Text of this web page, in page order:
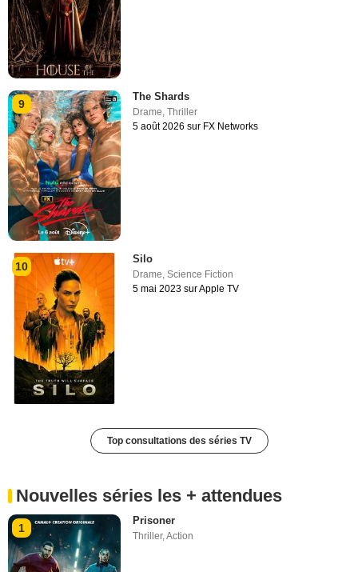
9
The Shards
Drame,Thriller
5 août 2026 sur FX Networks
10
Silo
Drame,Science Fiction
5 mai 2023 sur Apple TV
Top consultations des séries TV
Nouvelles séries les + attendues
1
Prisoner
Thriller,Action